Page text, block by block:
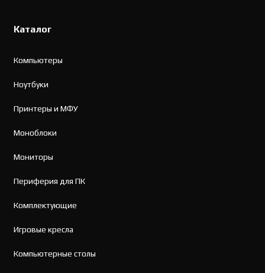
Каталог
Компьютеры
Ноутбуки
Принтеры и МФУ
Моноблоки
Мониторы
Периферия для ПК
Комплектующие
Игровые кресла
Компьютерные столы